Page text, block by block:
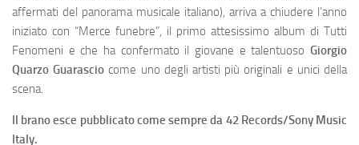
affermati del panorama musicale italiano), arriva a chiudere l’anno
iniziato con “Merce funebre”, il primo attesissimo album di Tutti
Fenomeni e che ha confermato il giovane e talentuoso Giorgio
Quarzo Guarascio come uno degli artisti più originali e unici della
scena.
Il brano esce pubblicato come sempre da 42 Records/Sony Music
Italy.